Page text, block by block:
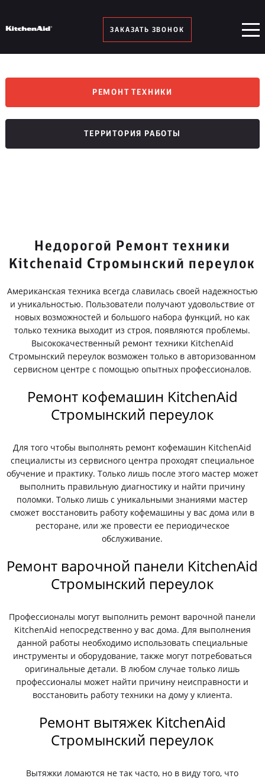
ЗАКАЗАТЬ ЗВОНОК
РЕМОНТ ТЕХНИКИ
ТЕРРИТОРИЯ РАБОТЫ
Недорогой Ремонт техники
Kitchenaid Стромынский переулок
Американская техника всегда славилась своей надежностью
и уникальностью. Пользователи получают удовольствие от
новых возможностей и большого набора функций, но как
только техника выходит из строя, появляются проблемы.
Высококачественный ремонт техники KitchenAid
Стромынский переулок возможен только в авторизованном
сервисном центре с помощью опытных профессионалов.
Ремонт кофемашин KitchenAid
Стромынский переулок
Для того чтобы выполнять ремонт кофемашин KitchenAid
специалисты из сервисного центра проходят специальное
обучение и практику. Только лишь после этого мастер может
выполнить правильную диагностику и найти причину
поломки. Только лишь с уникальными знаниями мастер
сможет восстановить работу кофемашины у вас дома или в
ресторане, или же провести ее периодическое
обслуживание.
Ремонт варочной панели KitchenAid
Стромынский переулок
Профессионалы могут выполнить ремонт варочной панели
KitchenAid непосредственно у вас дома. Для выполнения
данной работы необходимо использовать специальные
инструменты и оборудование, также могут потребоваться
оригинальные детали. В любом случае только лишь
профессионалы может найти причину неисправности и
восстановить работу техники на дому у клиента.
Ремонт вытяжек KitchenAid
Стромынский переулок
Вытяжки ломаются не так часто, но в виду того, что